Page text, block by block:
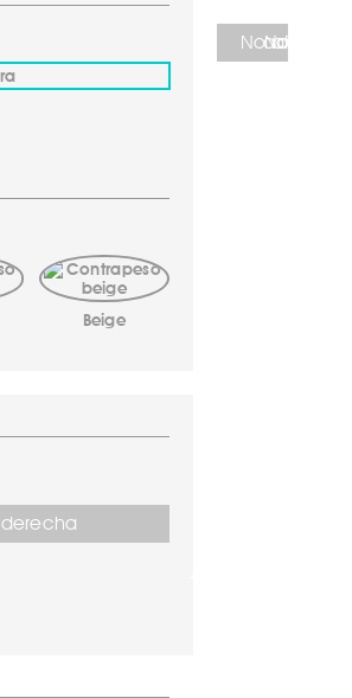
Beige
derecha
Añadir
No añadir
Añadir
No añadir